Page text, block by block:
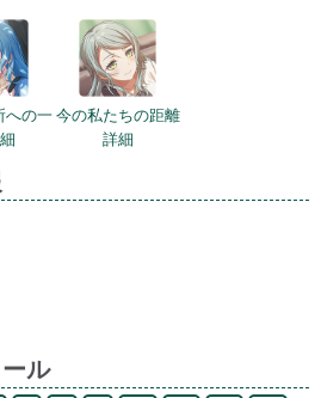
への一 今の私たちの距離
詳細
ル